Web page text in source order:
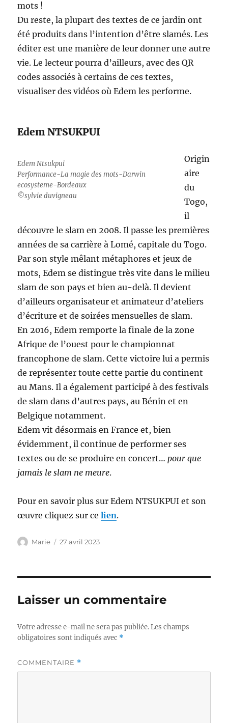
mots !
Du reste, la plupart des textes de ce jardin ont
été produits dans l’intention d’être slamés. Les
éditer est une manière de leur donner une autre
vie. Le lecteur pourra d’ailleurs, avec des QR
codes associés à certains de ces textes,
visualiser des vidéos où Edem les performe.
Edem NTSUKPUI
Edem Ntsukpui
Performance-La magie des mots-Darwin
ecosysteme-Bordeaux
©sylvie duvigneau
Origin
aire
du
Togo,
il
découvre le slam en 2008. Il passe les premières
années de sa carrière à Lomé, capitale du Togo.
Par son style mêlant métaphores et jeux de
mots, Edem se distingue très vite dans le milieu
slam de son pays et bien au-delà. Il devient
d’ailleurs organisateur et animateur d’ateliers
d’écriture et de soirées mensuelles de slam.
En 2016, Edem remporte la finale de la zone
Afrique de l’ouest pour le championnat
francophone de slam. Cette victoire lui a permis
de représenter toute cette partie du continent
au Mans. Il a également participé à des festivals
de slam dans d’autres pays, au Bénin et en
Belgique notamment.
Edem vit désormais en France et, bien
évidemment, il continue de performer ses
textes ou de se produire en concert…pour que
jamais le slam ne meure.
Pour en savoir plus sur Edem NTSUKPUI et son
œuvre cliquez sur celien.
Auteur
Marie
Publié
27 avril 2023
Laisser un commentaire
Votre adresse e-mail ne sera pas publiée. Les champs
obligatoires sont indiqués avec *
COMMENTAIRE *